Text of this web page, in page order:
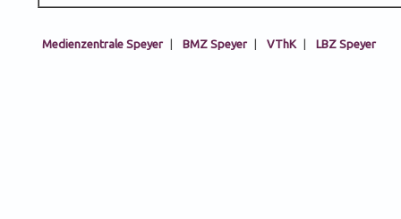
Medienzentrale Speyer | BMZ Speyer | VThK | LBZ Speyer